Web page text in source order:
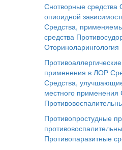
Снотворные средства
опиоидной
Средства,
средства
Оториноларингология
применения в ЛОР
Средства,
местного применения
Противопростудные
Противопаразитные